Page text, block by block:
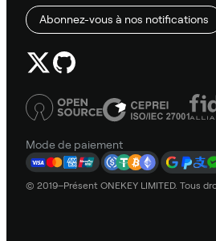
Abonnez-vous à nos notifications
Mode de paiement
© 2019–Présent ONEKEY LIMITED. Tous